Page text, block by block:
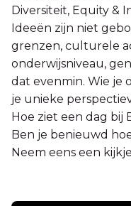
Diversiteit, Equity &
Ideeën zijn niet
grenzen, culturele
onderwijsniveau,
dat evenmin. Wie je
je unieke
Hoe ziet een dag bij
Ben je benieuwd
Neem eens een